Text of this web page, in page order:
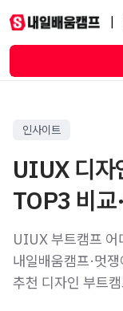
인사이트
UIUX 디자
TOP3 비
UIUX 부트캠프 어
내일배움캠프·멋
추천 디자인 부트